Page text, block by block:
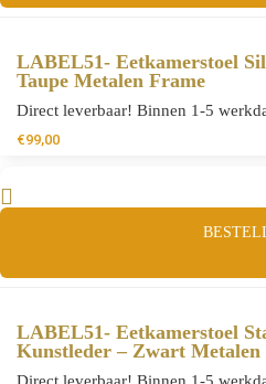
LABEL51- Eetkamerstoel
Taupe Metalen Frame
Direct leverbaar! Binnen 1-5
€99,00
LABEL51- Eetkamerstoel
Kunstleder – Zwart Metalen